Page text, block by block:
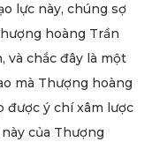
lực này, chúng sợ
hoàng Trần
và chắc đây là một
mà Thượng hoàng
được ý chí xâm lược
của Thượng